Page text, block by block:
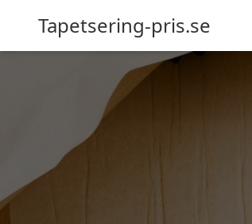
Tapetsering-pris.se